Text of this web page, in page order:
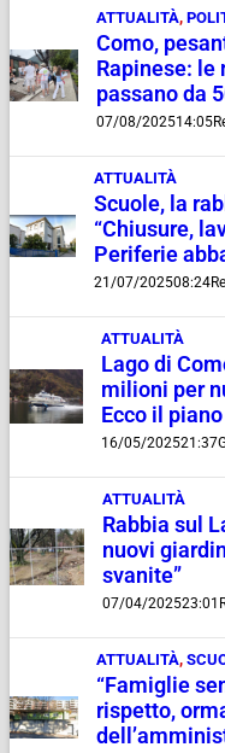
ATTUALITÀ,
Como,
Rapinese: le
passano da
07/08/202514:05
ATTUALITÀ
Scuole, la
“Chiusure,
Periferie
21/07/202508:24
ATTUALITÀ
Lago di
milioni per
Ecco il piano
16/05/202521:37
ATTUALITÀ
Rabbia sul
nuovi
svanite”
07/04/202523:01
ATTUALITÀ,
“Famiglie
rispetto,